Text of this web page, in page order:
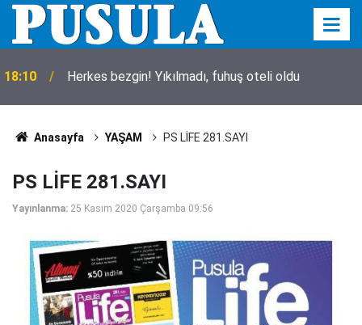
18:10 Herkes bezgin! Yıkılmadı, fuhuş oteli oldu
Anasayfa YAŞAM PS LİFE 281.SAYI
PS LİFE 281.SAYI
Yayınlanma: 25 Kasım 2020 Çarşamba 09:56